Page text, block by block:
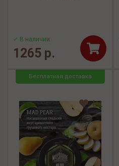
✓ В наличии
1265 р.
Бесплатная доставка